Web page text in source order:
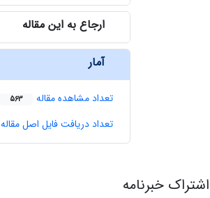
ارجاع به این مقاله
آمار
تعداد مشاهده مقاله 563
تعداد دریافت فایل اصل مقاله
اشتراک خبرنامه